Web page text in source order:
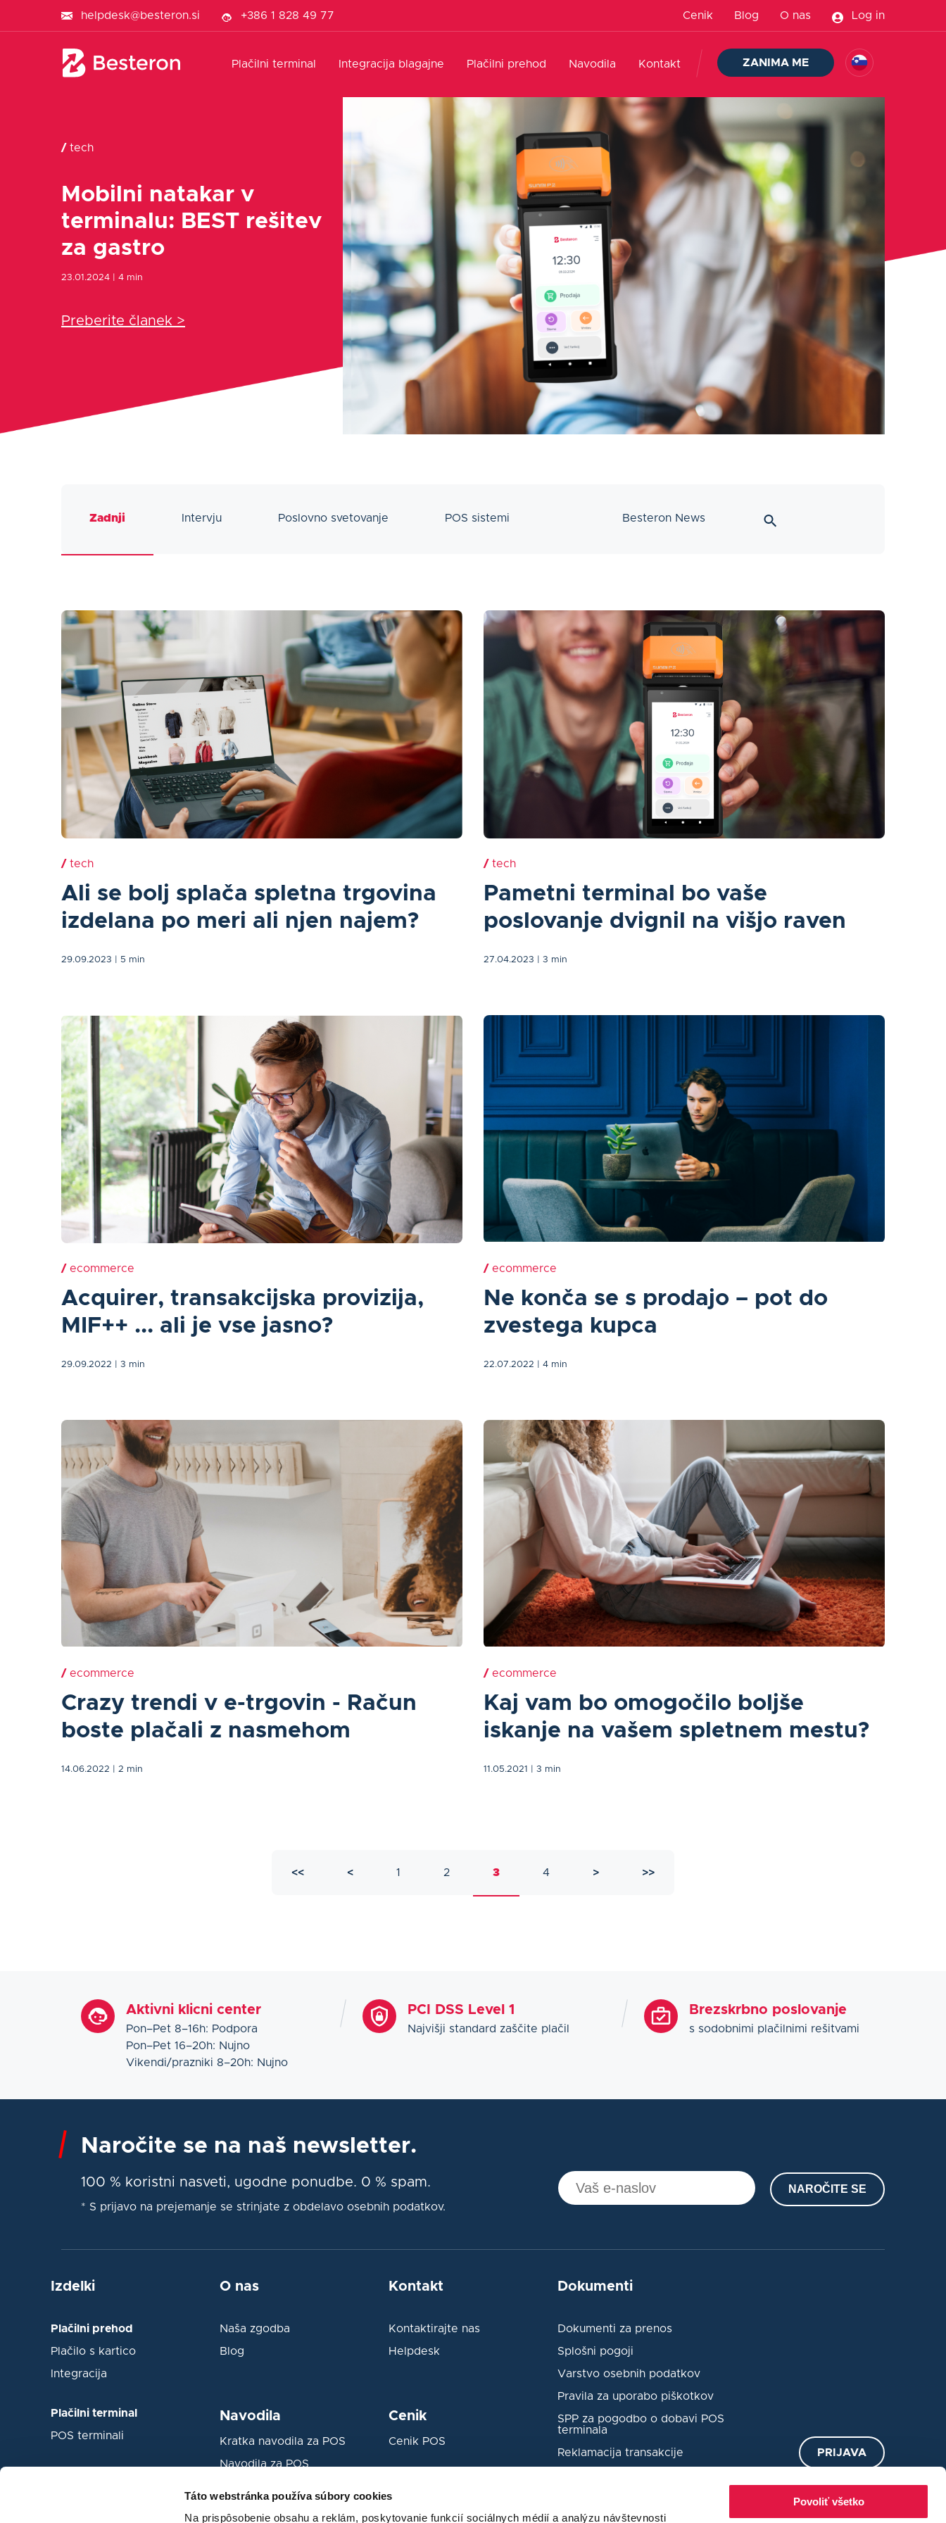
Táto webstránka používa súbory cookies
Na prispôsobenie obsahu a reklám, poskytovanie funkcií sociálnych médií a analýzu návštevnosti
Povoliť všetko
Log in
O nas
Blog
Cenik
helpdesk@besteron.si +386 1 828 49 77
ZANIMA ME
Kontakt
Navodila
Plačilni prehod
Integracija blagajne
Plačilni terminal
/ tech
Mobilni natakar v
terminalu: BEST rešitev
za gastro
23.01.2024 | 4 min
Preberite članek >
Zadnji Intervju Poslovno svetovanje POS sistemi Besteron News
/ tech
Ali se bolj splača spletna trgovina
izdelana po meri ali njen najem?
29.09.2023 | 5 min
/ tech
Pametni terminal bo vaše
poslovanje dvignil na višjo raven
27.04.2023 | 3 min
/ ecommerce
Acquirer, transakcijska provizija,
MIF++ ... ali je vse jasno?
29.09.2022 | 3 min
/ ecommerce
Ne konča se s prodajo – pot do
zvestega kupca
22.07.2022 | 4 min
/ ecommerce
Crazy trendi v e-trgovin - Račun
boste plačali z nasmehom
14.06.2022 | 2 min
/ ecommerce
Kaj vam bo omogočilo boljše
iskanje na vašem spletnem mestu?
11.05.2021 | 3 min
<< < 1 2 3 4 > >>
Aktivni klicni center
Pon–Pet 8–16h: Podpora
Pon–Pet 16–20h: Nujno
Vikendi/prazniki 8–20h: Nujno
PCI DSS Level 1
Najvišji standard zaščite plačil
Brezskrbno poslovanje
s sodobnimi plačilnimi rešitvami
Naročite se na naš newsletter.
100 % koristni nasveti, ugodne ponudbe. 0 % spam.
* S prijavo na prejemanje se strinjate z obdelavo osebnih podatkov.
NAROČITE SE
Izdelki
Plačilni prehod
Plačilo s kartico
Integracija
Plačilni terminal
POS terminali
O nas
Naša zgodba
Blog
Navodila
Kratka navodila za POS
Navodila za POS
Kontakt
Kontaktirajte nas
Helpdesk
Cenik
Cenik POS
Dokumenti
Dokumenti za prenos
Splošni pogoji
Varstvo osebnih podatkov
Pravila za uporabo piškotkov
SPP za pogodbo o dobavi POS
terminala
Reklamacija transakcije
PRIJAVA
USTVARI RAČUN